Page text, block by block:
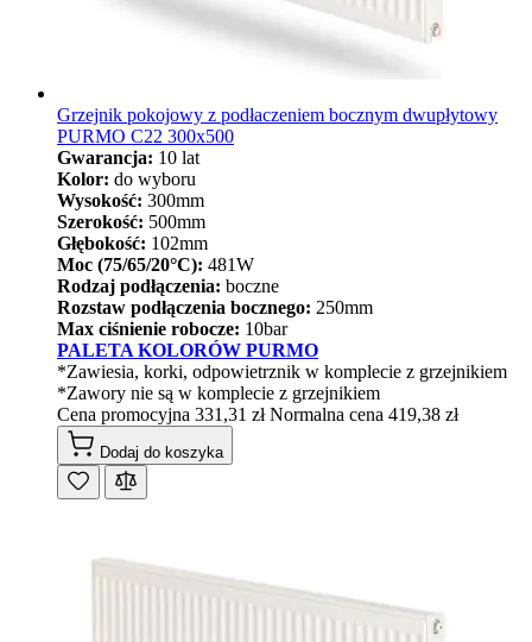
Grzejnik pokojowy z podłaczeniem bocznym dwupłytowy
PURMO C22 300x500
Gwarancja: 10 lat
Kolor: do wyboru
Wysokość: 300mm
Szerokość: 500mm
Głębokość: 102mm
Moc (75/65/20°C): 481W
Rodzaj podłączenia: boczne
Rozstaw podłączenia bocznego: 250mm
Max ciśnienie robocze: 10bar
PALETA KOLORÓW PURMO
*Zawiesia, korki, odpowietrznik w komplecie z grzejnikiem
*Zawory nie są w komplecie z grzejnikiem
Cena promocyjna 331,31 zł Normalna cena 419,38 zł
Dodaj do koszyka